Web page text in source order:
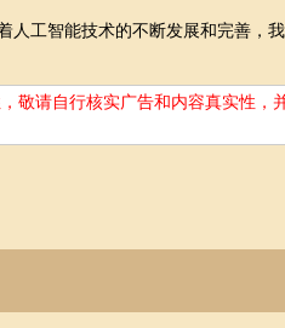
人工智能技术的不断发展和完善，
敬请自行核实广告和内容真实性，